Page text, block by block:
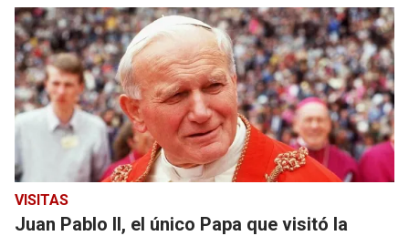
VISITAS
Juan Pablo II, el único Papa que visitó la